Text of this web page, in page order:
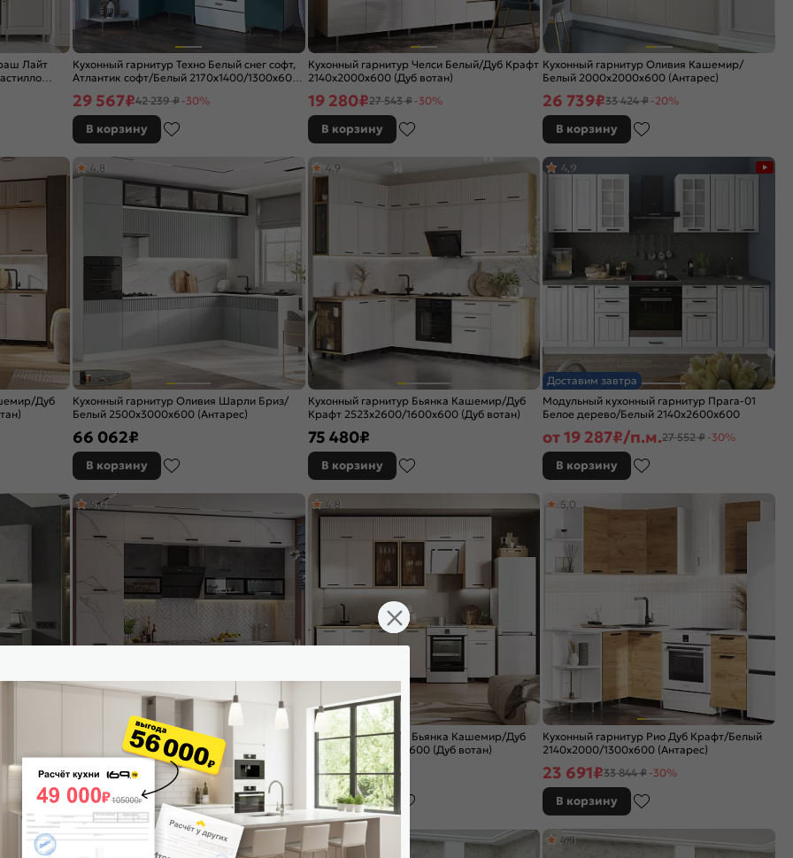
Лайт
Кухонный гарнитур Техно Белый снег софт,
Атлантик софт/Белый 2170x1400/1300x600
29 567₽42 239 ₽ -30%
В корзину
Кухонный гарнитур Челси Белый/Дуб Крафт
2140x2000x600 (Дуб вотан)
19 280₽27 543 ₽ -30%
В корзину
Кухонный гарнитур Оливия Кашемир/
Белый 2000x2000x600 (Антарес)
26 739₽33 424 ₽ -20%
В корзину
Дуб
Кухонный гарнитур Оливия Шарли Бриз/
Белый 2500x3000x600 (Антарес)
4,8
66 062₽
В корзину
Кухонный гарнитур Бьянка Кашемир/Дуб
Крафт 2523x2600/1600x600 (Дуб вотан)
4,9
75 480₽
В корзину
Доставим завтра
Модульный кухонный гарнитур Прага-01
Белое дерево/Белый 2140x2600x600
4,9
от19 287₽/п.м.27 552 ₽ -30%
В корзину
Кухонный гарнитур Техно Мрамор белый
софт, Бетон графит/Белый 2500x3000x600
5,0
53 808₽
В корзину
Кухонный гарнитур Бьянка Кашемир/Дуб
Крафт 2500x2600x600 (Дуб вотан)
4,8
42 348₽
В корзину
Кухонный гарнитур Рио Дуб Крафт/Белый
2140x2000/1300x600 (Антарес)
5,0
23 691₽33 844 ₽ -30%
В корзину
4,9 4,8